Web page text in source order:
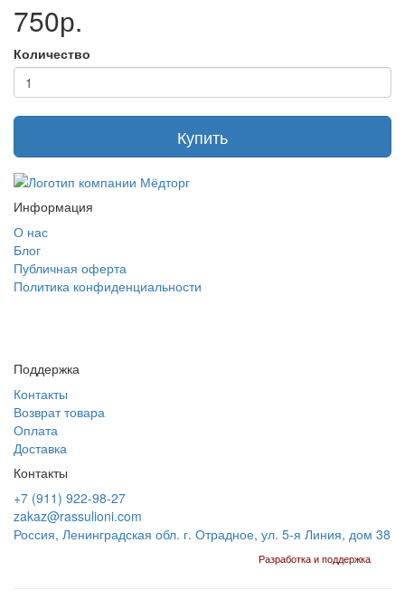
750р.
Количество
Купить
Информация
О нас
Блог
Публичная оферта
Политика конфиденциальности
Поддержка
Контакты
Возврат товара
Оплата
Доставка
Контакты
+7 (911) 922-98-27
zakaz@rassulioni.com
Россия, Ленинградская обл. г. Отрадное, ул. 5-я Линия, дом 38
Разработка и поддержка